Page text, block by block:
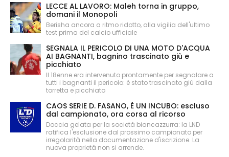
LECCE AL LAVORO: Maleh torna in gruppo,
domani il Monopoli
Berisha ancora a ritmo ridotto, alla vigilia dell'ultimo
test prima del calcio ufficiale
SEGNALA IL PERICOLO DI UNA MOTO D'ACQUA
AI BAGNANTI, bagnino trascinato giù e
picchiato
Il 18enne era intervenuto prontamente per segnalare a
tutti i bagnanti il pericolo: è stato trascinato giù dalla
torretta e picchiato
CAOS SERIE D. FASANO, È UN INCUBO: escluso
dal campionato, ora corsa al ricorso
Doccia gelata per la società biancazzurra: la LND
ratifica l'esclusione dal prossimo campionato per
irregolarità nella documentazione d'iscrizione. La
nuova proprietà non si arrende.